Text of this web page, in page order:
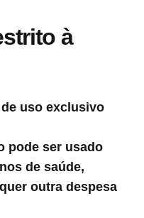
à
uso exclusivo
pode ser usado
de saúde,
outra despesa